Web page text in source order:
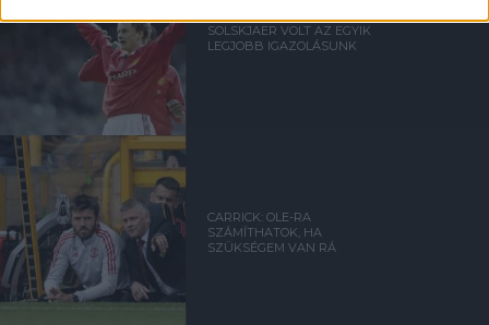
SOLSKJAER VOLT AZ EGYIK
LEGJOBB IGAZOLÁSUNK
CARRICK: OLE-RA
SZÁMÍTHATOK, HA
SZÜKSÉGEM VAN RÁ